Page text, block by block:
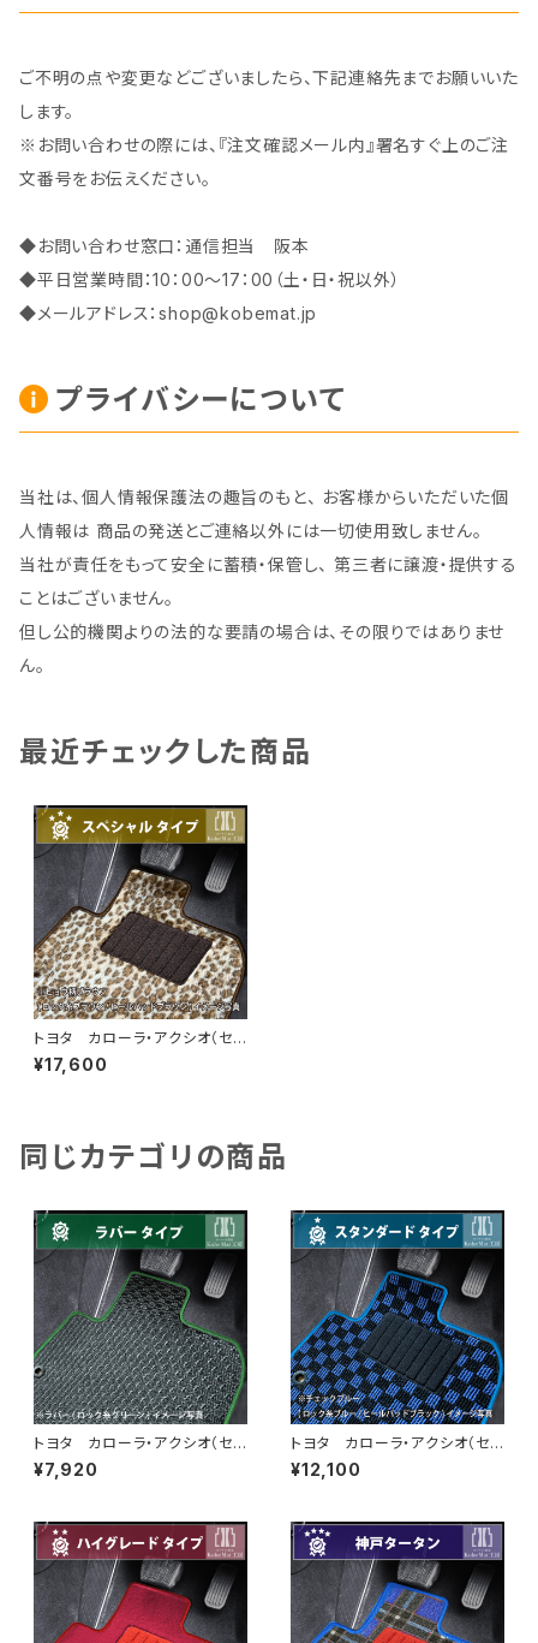
ご不明の点や変更などございましたら、下記連絡先までお願いいた
します。
※お問い合わせの際には、『注文確認メール内』署名すぐ上のご注
文番号をお伝えください。
◆お問い合わせ窓口：通信担当 阪本
◆平日営業時間：10：00～17：00（土・日・祝以外）
◆メールアドレス：shop@kobemat.jp
プライバシーについて
当社は、個人情報保護法の趣旨のもと、 お客様からいただいた個
人情報は 商品の発送とご連絡以外には一切使用致しません。
当社が責任をもって安全に蓄積・保管し、 第三者に譲渡・提供する
ことはございません。
但し公的機関よりの法的な要請の場合は、その限りではありませ
ん。
最近チェックした商品
トヨタ カローラ・アクシオ（セダ
ン） H24/5〜 160系 フロ
アマット一式 カーマット スペ
¥17,600
同じカテゴリの商品
トヨタ カローラ・アクシオ（セダ
ン） H24/5〜 160系 フロ
アマット一式 カーマット 防
¥7,920
トヨタ カローラ・アクシオ（セダ
ン） H24/5〜 160系 フロ
アマット一式 カーマット スタ
¥12,100